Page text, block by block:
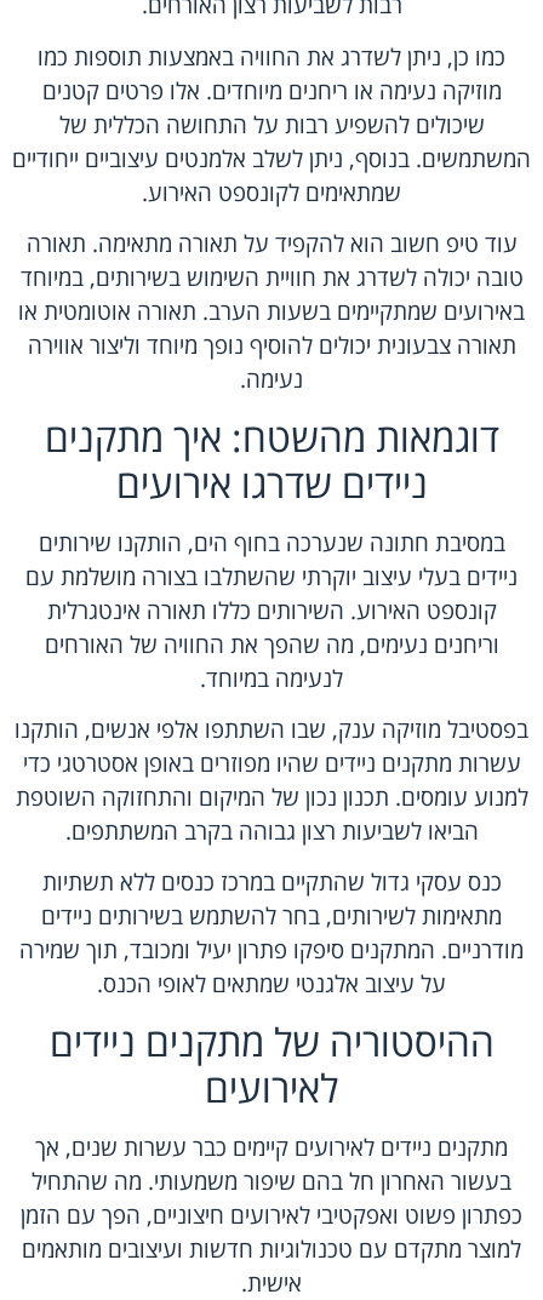
כמו כן, ניתן לשדרג את החוויה באמצעות תוספות כמו
מוזיקה נעימה או ריחנים מיוחדים. אלו פרטים קטנים
שיכולים להשפיע רבות על התחושה הכללית של
המשתמשים. בנוסף, ניתן לשלב אלמנטים עיצוביים ייחודיים
שמתאימים לקונספט האירוע.
עוד טיפ חשוב הוא להקפיד על תאורה מתאימה. תאורה
טובה יכולה לשדרג את חוויית השימוש בשירותים, במיוחד
באירועים שמתקיימים בשעות הערב. תאורה אוטומטית או
תאורה צבעונית יכולים להוסיף נופך מיוחד וליצור אווירה
נעימה.
דוגמאות מהשטח: איך מתקנים
ניידים שדרגו אירועים
במסיבת חתונה שנערכה בחוף הים, הותקנו שירותים
ניידים בעלי עיצוב יוקרתי שהשתלבו בצורה מושלמת עם
קונספט האירוע. השירותים כללו תאורה אינטגרלית
וריחנים נעימים, מה שהפך את החוויה של האורחים
לנעימה במיוחד.
בפסטיבל מוזיקה ענק, שבו השתתפו אלפי אנשים, הותקנו
עשרות מתקנים ניידים שהיו מפוזרים באופן אסטרטגי כדי
למנוע עומסים. תכנון נכון של המיקום והתחזוקה השוטפת
הביאו לשביעות רצון גבוהה בקרב המשתתפים.
כנס עסקי גדול שהתקיים במרכז כנסים ללא תשתיות
מתאימות לשירותים, בחר להשתמש בשירותים ניידים
מודרניים. המתקנים סיפקו פתרון יעיל ומכובד, תוך שמירה
על עיצוב אלגנטי שמתאים לאופי הכנס.
ההיסטוריה של מתקנים ניידים
לאירועים
מתקנים ניידים לאירועים קיימים כבר עשרות שנים, אך
בעשור האחרון חל בהם שיפור משמעותי. מה שהתחיל
כפתרון פשוט ואפקטיבי לאירועים חיצוניים, הפך עם הזמן
למוצר מתקדם עם טכנולוגיות חדשות ועיצובים מותאמים
אישית.